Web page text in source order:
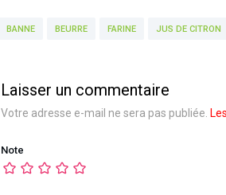
BANNE BEURRE FARINE JUS DE CITRON
Laisser un commentaire
Votre adresse e-mail ne sera pas publiée.
Note